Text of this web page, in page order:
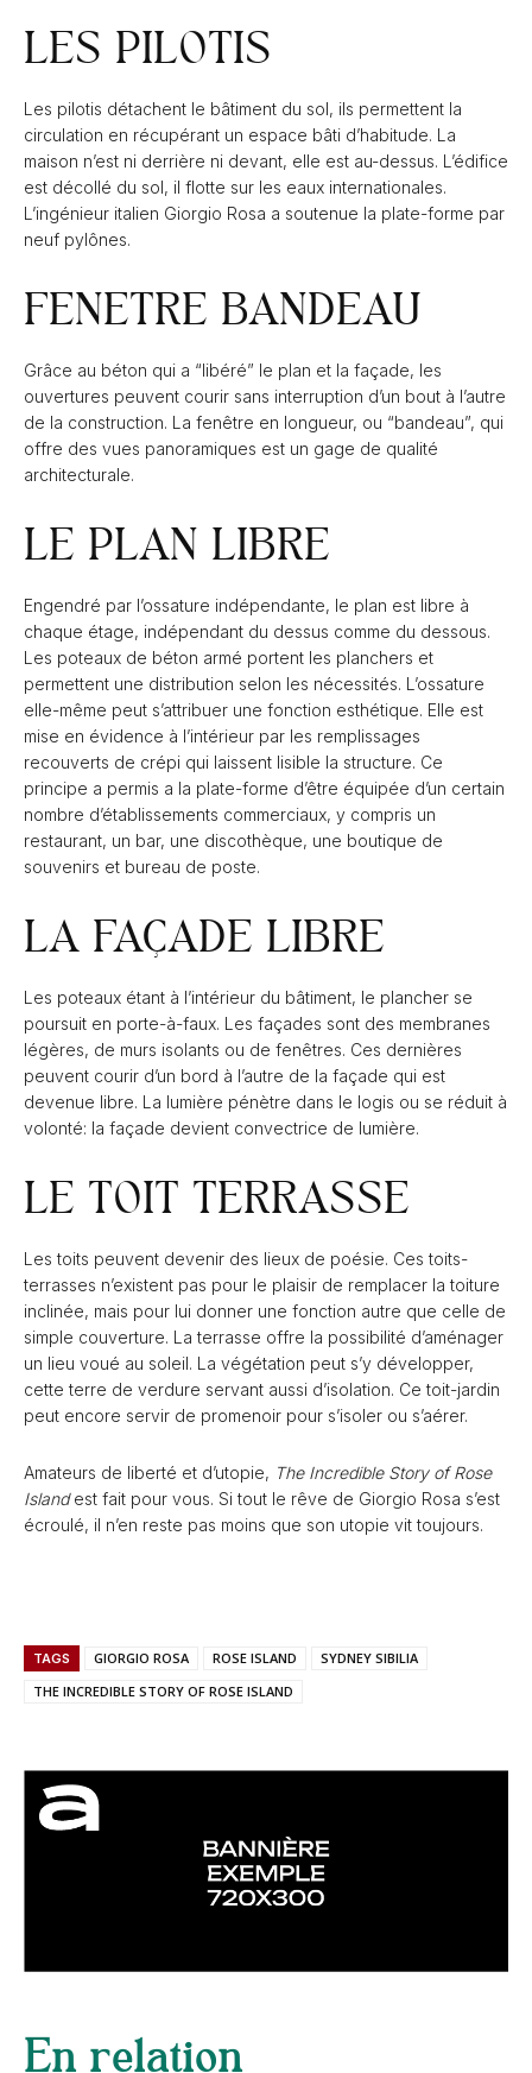
En relation
LES PILOTIS
Les pilotis détachent le bâtiment du sol, ils permettent la
circulation en récupérant un espace bâti d’habitude. La
maison n’est ni derrière ni devant, elle est au-dessus. L’édifice
est décollé du sol, il flotte sur les eaux internationales.
L’ingénieur italien Giorgio Rosa a soutenue la plate-forme par
neuf pylônes.
FENETRE BANDEAU
Grâce au béton qui a “libéré” le plan et la façade, les
ouvertures peuvent courir sans interruption d’un bout à l’autre
de la construction. La fenêtre en longueur, ou “bandeau”, qui
offre des vues panoramiques est un gage de qualité
architecturale.
LE PLAN LIBRE
Engendré par l’ossature indépendante, le plan est libre à
chaque étage, indépendant du dessus comme du dessous.
Les poteaux de béton armé portent les planchers et
permettent une distribution selon les nécessités. L’ossature
elle-même peut s’attribuer une fonction esthétique. Elle est
mise en évidence à l’intérieur par les remplissages
recouverts de crépi qui laissent lisible la structure. Ce
principe a permis a la plate-forme d’être équipée d’un certain
nombre d’établissements commerciaux, y compris un
restaurant, un bar, une discothèque, une boutique de
souvenirs et bureau de poste.
LA FAÇADE LIBRE
Les poteaux étant à l’intérieur du bâtiment, le plancher se
poursuit en porte-à-faux. Les façades sont des membranes
légères, de murs isolants ou de fenêtres. Ces dernières
peuvent courir d’un bord à l’autre de la façade qui est
devenue libre. La lumière pénètre dans le logis ou se réduit à
volonté: la façade devient convectrice de lumière.
LE TOIT TERRASSE
Les toits peuvent devenir des lieux de poésie. Ces toits-
terrasses n’existent pas pour le plaisir de remplacer la toiture
inclinée, mais pour lui donner une fonction autre que celle de
simple couverture. La terrasse offre la possibilité d’aménager
un lieu voué au soleil. La végétation peut s’y développer,
cette terre de verdure servant aussi d’isolation. Ce toit-jardin
peut encore servir de promenoir pour s’isoler ou s’aérer.
Amateurs de liberté et d’utopie, The Incredible Story of Rose
Islandest fait pour vous. Si tout le rêve de Giorgio Rosa s’est
écroulé, il n’en reste pas moins que son utopie vit toujours.
TAGS GIORGIO ROSA ROSE ISLAND
SYDNEY SIBILIA
THE INCREDIBLE STORY OF ROSE ISLAND